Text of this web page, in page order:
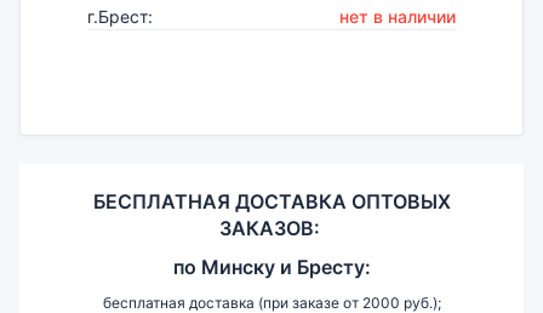
г.Брест: нет в наличии
БЕСПЛАТНАЯ ДОСТАВКА ОПТОВЫХ
ЗАКАЗОВ:
по Минску и Бресту:
бесплатная доставка (при заказе от 2000 руб.);